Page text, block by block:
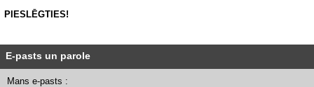
PIESLĒGTIES!
E-pasts un parole
Mans e-pasts :